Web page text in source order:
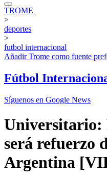
TROME
>
deportes
>
futbol internacional
AñadirTrome como fuente
Fútbol
Síguenos en Google News
Universitario:
será refuerzo
Argentina